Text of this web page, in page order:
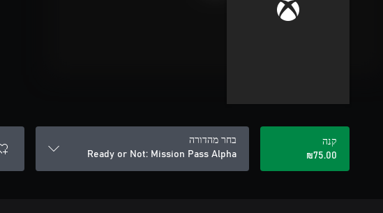
קנה
‪₪‎75.00‬
בחר מהדורה
Ready or Not: Mission Pass Alpha